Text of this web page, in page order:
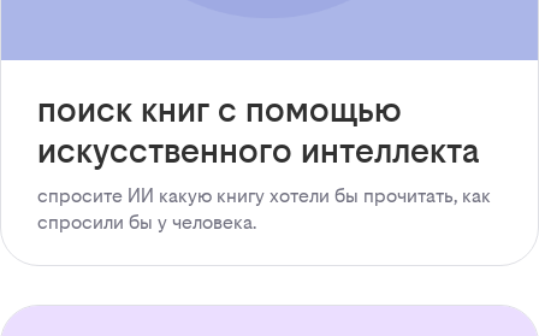
поиск книг с помощью
искусственного интеллекта
спросите ИИ какую книгу хотели бы прочитать, как
спросили бы у человека.